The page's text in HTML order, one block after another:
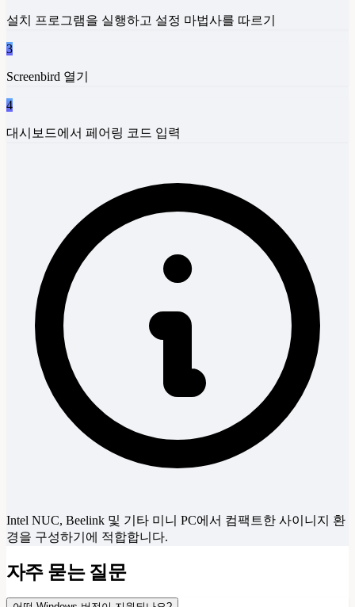
설치 프로그램을 실행하고 설정 마법사를 따르기
3
Screenbird 열기
4
대시보드에서 페어링 코드 입력
Intel NUC, Beelink 및 기타 미니 PC에서 컴팩트한 사이니지 환
경을 구성하기에 적합합니다.
자주 묻는 질문